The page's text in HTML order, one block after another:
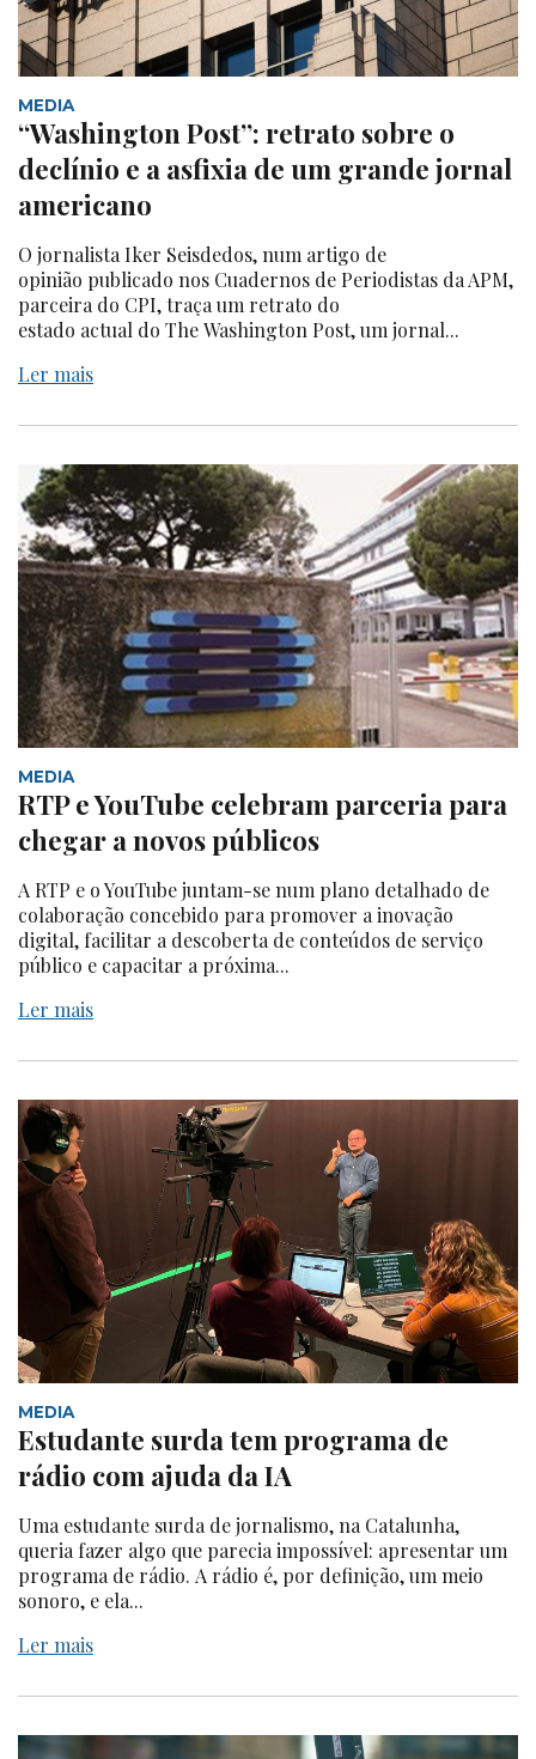
MEDIA
“Washington Post”: retrato sobre o
declínio e a asfixia de um grande jornal
americano
O jornalista Iker Seisdedos, num artigo de
opinião publicado nos Cuadernos de Periodistas da APM,
parceira do CPI, traça um retrato do
estado actual do The Washington Post, um jornal...
Ler mais
MEDIA
RTP e YouTube celebram parceria para
chegar a novos públicos
A RTP e o YouTube juntam-se num plano detalhado de
colaboração concebido para promover a inovação
digital, facilitar a descoberta de conteúdos de serviço
público e capacitar a próxima...
Ler mais
MEDIA
Estudante surda tem programa de
rádio com ajuda da IA
Uma estudante surda de jornalismo, na Catalunha,
queria fazer algo que parecia impossível: apresentar um
programa de rádio. A rádio é, por definição, um meio
sonoro, e ela...
Ler mais